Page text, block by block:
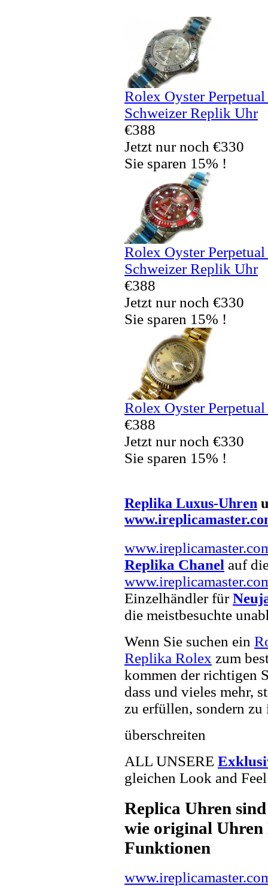
Rolex Oyster
Schweizer Replik Uhr
€388
Jetzt nur noch €330
Sie sparen 15% !
Rolex Oyster
Schweizer Replik Uhr
€388
Jetzt nur noch €330
Sie sparen 15% !
Rolex Oyster
€388
Jetzt nur noch €330
Sie sparen 15% !
Replika Luxus-Uhren
Replika Chanel auf
Einzelhändler für
die meistbesuchte
Wenn Sie suchen ein
Replika Rolex zum
kommen der richtigen
dass und vieles mehr,
zu erfüllen, sondern zu
überschreiten
ALL UNSERE
gleichen Look and
Replica Uhren
wie original Uhren
Funktionen